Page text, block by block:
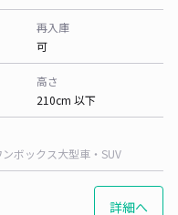
再入庫
可
高さ
210cm 以下
ンボックス大型車・SUV
詳細へ